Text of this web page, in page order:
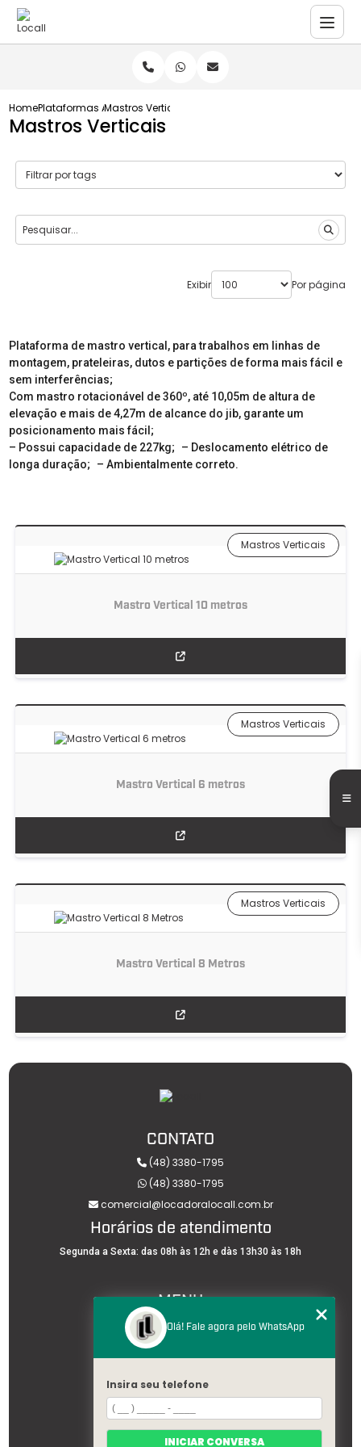
HomePlataformas AéreasMastros Verticais
Mastros Verticais
Exibir Por página
Plataforma de mastro vertical, para trabalhos em linhas de
montagem, prateleiras, dutos e partições de forma mais fácil e
sem interferências;
Com mastro rotacionável de 360º, até 10,05m de altura de
elevação e mais de 4,27m de alcance do jib, garante um
posicionamento mais fácil;
– Possui capacidade de 227kg; – Deslocamento elétrico de
longa duração; – Ambientalmente correto.
Mastro Vertical 10 metros
Mastros Verticais
Mastro Vertical 6 metros
Mastros Verticais
Mastro Vertical 8 Metros
Mastros Verticais
CONTATO
(48) 3380-1795
(48) 3380-1795
comercial@locadoralocall.com.br
Horários de atendimento
Segunda a Sexta: das 08h às 12h e dàs 13h30 às 18h
MENU
HOME
SOBRE NÓS
PLATAFORMAS AÉREAS
SERVIÇOS
SEMINOVOS
CONTATO
TRABALHE CONOSCO
Olá! Fale agora pelo WhatsApp
Insira seu telefone
INICIAR CONVERSA